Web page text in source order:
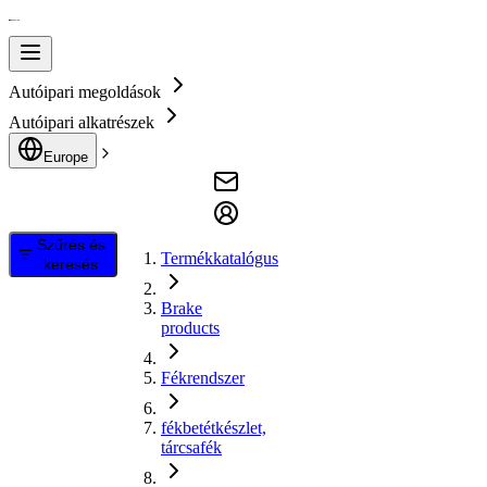
Autóipari megoldások
Autóipari alkatrészek
Europe
Szűrés és
keresés
Termékkatalógus
Brake
products
Fékrendszer
fékbetétkészlet,
tárcsafék